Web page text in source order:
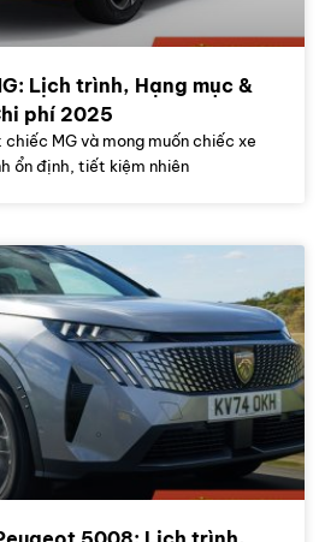
Lịch trình, Hạng mục &
phí 2025
MG và mong muốn chiếc xe
ổn định, tiết kiệm nhiên